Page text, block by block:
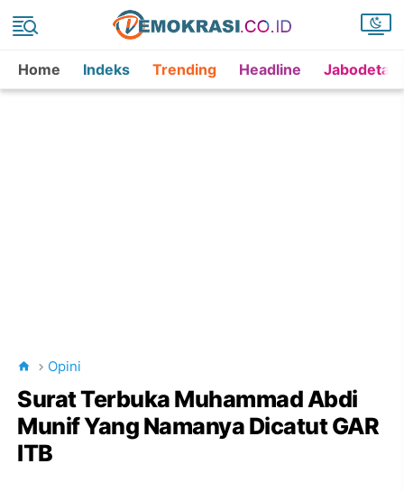
Home Indeks Trending Headline
Opini
Surat Terbuka Muhammad Abdi
Munif Yang Namanya Dicatut GAR
ITB